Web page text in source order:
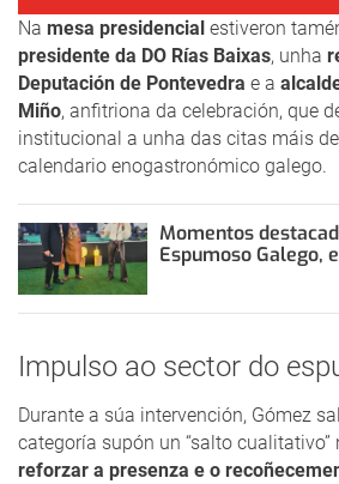
Na mesa presidencial estiveron
presidente da DO Rías Baixas, unha
Deputación de Pontevedra e a
Miño, anfitriona da celebración, que
institucional a unha das citas máis
calendario enogastronómico galego.
Momentos
Espumoso Galego,
Impulso ao sector do
Durante a súa intervención, Gómez
categoría supón un “salto cualitativo”
reforzar a presenza e o